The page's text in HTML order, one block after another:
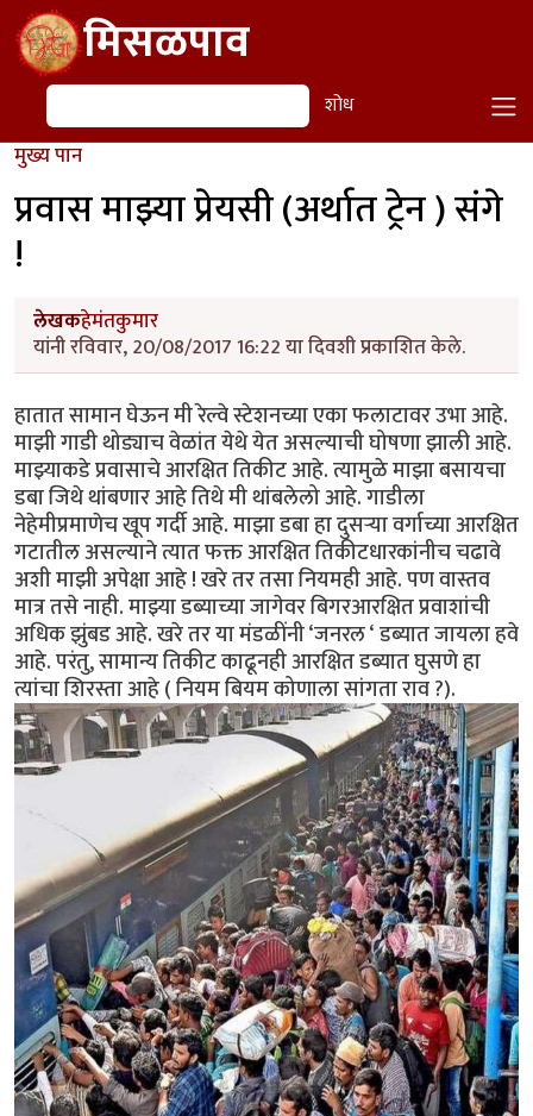
Skip to main contentमिसळपाव
शोध शोध
मुख्य पान
प्रवास माझ्या प्रेयसी (अर्थात ट्रेन ) संगे
!
लेखकहेमंतकुमार
यांनी रविवार, 20/08/2017 16:22 या दिवशी प्रकाशित केले.
हातात सामान घेऊन मी रेल्वे स्टेशनच्या एका फलाटावर उभा आहे.
माझी गाडी थोड्याच वेळांत येथे येत असल्याची घोषणा झाली आहे.
माझ्याकडे प्रवासाचे आरक्षित तिकीट आहे. त्यामुळे माझा बसायचा
डबा जिथे थांबणार आहे तिथे मी थांबलेलो आहे. गाडीला
नेहेमीप्रमाणेच खूप गर्दी आहे. माझा डबा हा दुसऱ्या वर्गाच्या आरक्षित
गटातील असल्याने त्यात फक्त आरक्षित तिकीटधारकांनीच चढावे
अशी माझी अपेक्षा आहे ! खरे तर तसा नियमही आहे. पण वास्तव
मात्र तसे नाही. माझ्या डब्याच्या जागेवर बिगरआरक्षित प्रवाशांची
अधिक झुंबड आहे. खरे तर या मंडळींनी ‘जनरल ‘ डब्यात जायला हवे
आहे. परंतु, सामान्य तिकीट काढूनही आरक्षित डब्यात घुसणे हा
त्यांचा शिरस्ता आहे ( नियम बियम कोणाला सांगता राव ?).